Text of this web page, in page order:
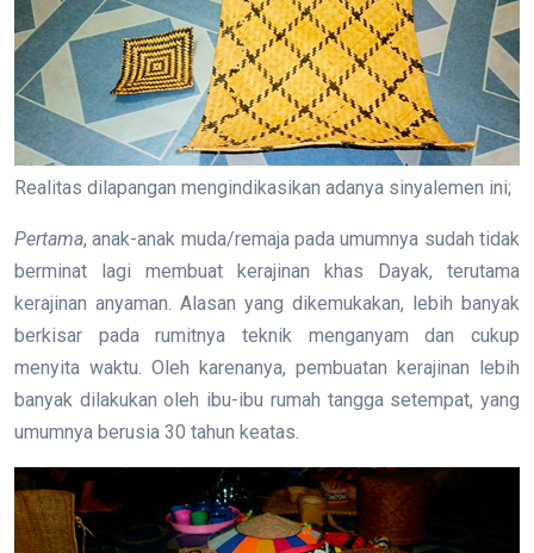
Realitas dilapangan mengindikasikan adanya sinyalemen ini;
Pertama, anak-anak muda/remaja pada umumnya sudah tidak
berminat lagi membuat kerajinan khas Dayak, terutama
kerajinan anyaman. Alasan yang dikemukakan, lebih banyak
berkisar pada rumitnya teknik menganyam dan cukup
menyita waktu. Oleh karenanya, pembuatan kerajinan lebih
banyak dilakukan oleh ibu-ibu rumah tangga setempat, yang
umumnya berusia 30 tahun keatas.